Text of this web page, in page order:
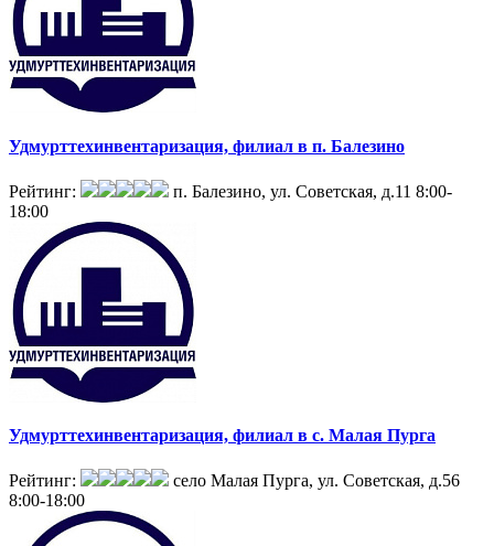
Удмурттехинвентаризация, филиал в п. Балезино
Рейтинг: п. Балезино, ул. Советская, д.11 8:00-
18:00
Удмурттехинвентаризация, филиал в с. Малая Пурга
Рейтинг:
село Малая Пурга, ул. Советская, д.56
8:00-18:00